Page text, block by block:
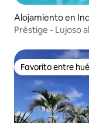
Alojamiento en
Préstige - Lujoso
Favorito entre
Favorito entre